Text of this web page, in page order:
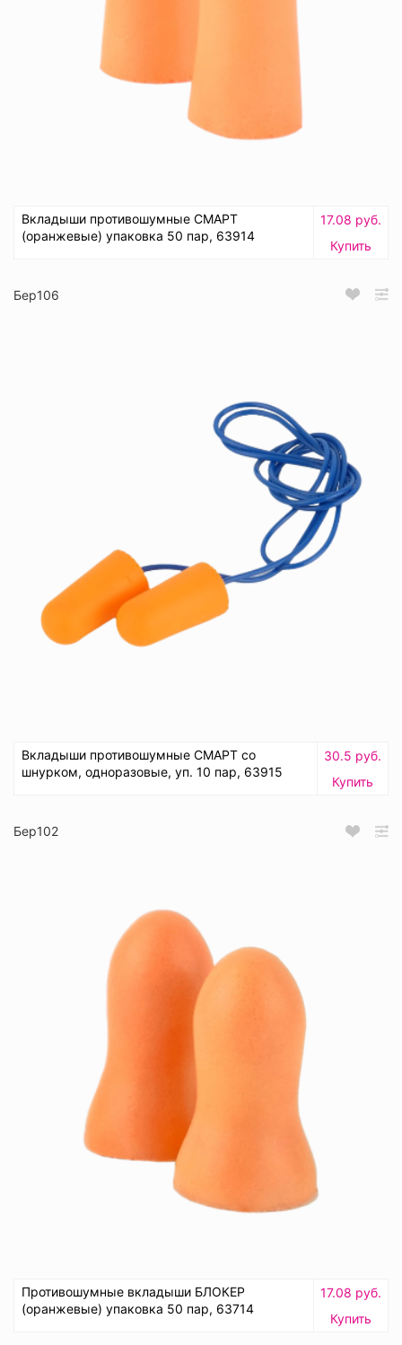
Вкладыши противошумные СМАРТ
(оранжевые) упаковка 50 пар, 63914
17.08 руб.
Купить
Бер106
Вкладыши противошумные СМАРТ со
шнурком, одноразовые, уп. 10 пар, 63915
30.5 руб.
Купить
Бер102
Противошумные вкладыши БЛОКЕР
(оранжевые) упаковка 50 пар, 63714
17.08 руб.
Купить